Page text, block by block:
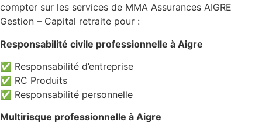
compter sur les services de MMA Assurances AIGRE
Gestion – Capital retraite pour :
Responsabilité civile professionnelle à Aigre
✅ Responsabilité d’entreprise
✅ RC Produits
✅ Responsabilité personnelle
Multirisque professionnelle à Aigre